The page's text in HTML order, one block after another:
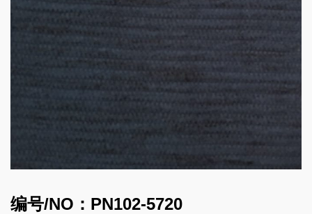
编号/NO：PN102-5720